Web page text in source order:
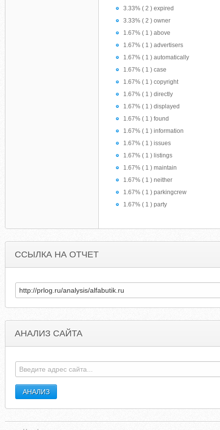
3.33% ( 2 ) expired
3.33% ( 2 ) owner
1.67% ( 1 ) above
1.67% ( 1 ) advertisers
1.67% ( 1 ) automatically
1.67% ( 1 ) case
1.67% ( 1 ) copyright
1.67% ( 1 ) directly
1.67% ( 1 ) displayed
1.67% ( 1 ) found
1.67% ( 1 ) information
1.67% ( 1 ) issues
1.67% ( 1 ) listings
1.67% ( 1 ) maintain
1.67% ( 1 ) neither
1.67% ( 1 ) parkingcrew
1.67% ( 1 ) party
ССЫЛКА НА ОТЧЕТ
АНАЛИЗ САЙТА